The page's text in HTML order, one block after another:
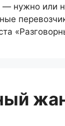
нужно или